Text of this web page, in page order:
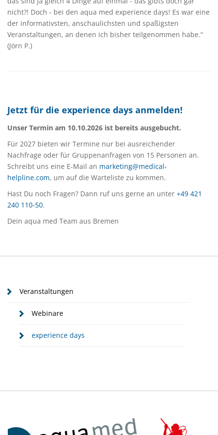
nicht?! Doch - bei den aqua med experience days! Es war eine
der informativsten, anschaulichsten und spaßigsten
Veranstaltungen, an denen ich bisher teilgenommen habe.“
(Jörn P.)
Jetzt für die experience days anmelden!
Unser Termin am 10.10.2026 ist bereits ausgebucht.
Für 2027 bieten wir Termine nur bei ausreichender
Nachfrage oder für Gruppenanfragen von 15 Personen an.
Schreibt uns eine E-Mail an marketing@medical-
helpline.com, um auf die Warteliste zu kommen.
Hast Du noch Fragen? Dann ruf uns gerne an unter +49 421
240 110-50.
Dein aqua med Team aus Bremen
Veranstaltungen
Webinare
experience days